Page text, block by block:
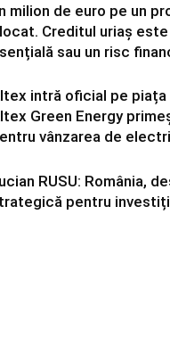
milion de euro pe un
Creditul uriaș
sau un risc
intră oficial pe piața
Green Energy
vânzarea de
RUSU: România,
pentru